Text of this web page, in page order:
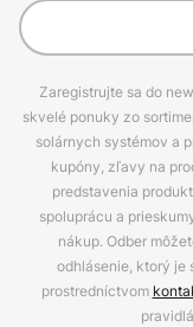
Zaregistrujte sa do
skvelé ponuky zo
solárnych systémov a
kupóny, zľavy na
predstavenia
spoluprácu a
nákup. Odber
odhlásenie, ktorý je
prostredníctvom